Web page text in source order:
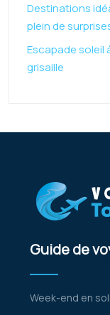
Destinations
plein de
Escapade soleil
grisaille
Guide de
Week-end en